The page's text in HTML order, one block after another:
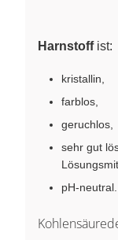
H2CO3}
Harnstoffist:
kristallin,
farblos,
geruchlos,
sehr gut
pH-neutral.